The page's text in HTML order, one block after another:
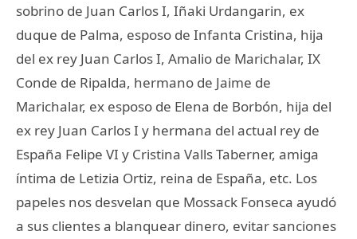
sobrino de Juan Carlos I, Iñaki Urdangarin, ex
duque de Palma, esposo de Infanta Cristina, hija
del ex rey Juan Carlos I, Amalio de Marichalar, IX
Conde de Ripalda, hermano de Jaime de
Marichalar, ex esposo de Elena de Borbón, hija del
ex rey Juan Carlos I y hermana del actual rey de
España Felipe VI y Cristina Valls Taberner, amiga
íntima de Letizia Ortiz, reina de España, etc. Los
papeles nos desvelan que Mossack Fonseca ayudó
a sus clientes a blanquear dinero, evitar sanciones